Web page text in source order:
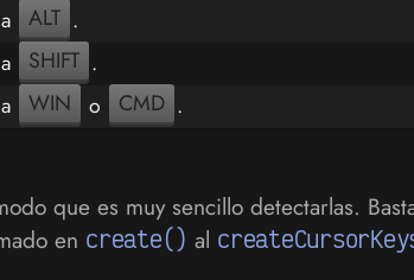
ALT .
SHIFT .
WIN o CMD .
que es muy sencillo detectarlas.
en create() al